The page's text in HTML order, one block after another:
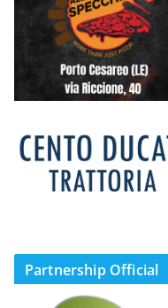
Partnership Official